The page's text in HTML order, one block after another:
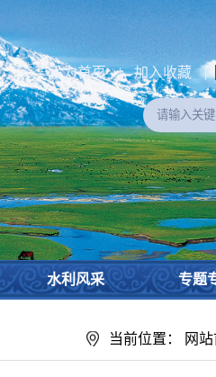
设为首页 | 加入收藏 |
水利风采 专题
当前位置： 网